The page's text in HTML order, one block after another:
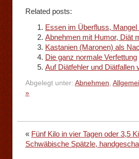
Related posts:
Essen im Überfluss, Mangel
Abnehmen mit Humor, Diät
Kastanien (Maronen) als
Die ganz normale Verfettung
Auf Diätfehler und Diätfallen
Abgelegt unter: Abnehmen,
»
« Fünf Kilo in vier Tagen oder 3,5
Schwäbische Spätzle,